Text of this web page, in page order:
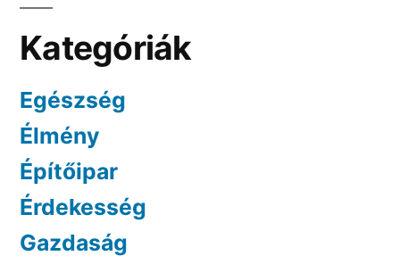
Kategóriák
Egészség
Élmény
Építőipar
Érdekesség
Gazdaság